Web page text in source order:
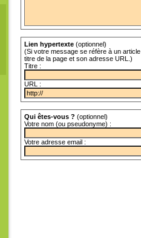
Lien hypertexte (optionnel)
(Si votre message se réfère à un
titre de la page et son adresse URL.)
Titre :
URL :
Qui êtes-vous ? (optionnel)
Votre nom (ou pseudonyme) :
Votre adresse email :